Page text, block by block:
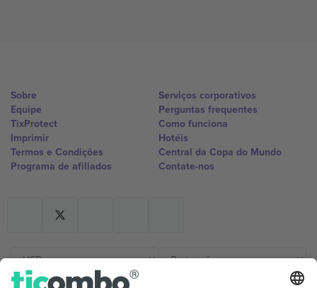
Sobre
Equipe
TixProtect
Imprimir
Termos e Condições
Programa de afiliados
Serviços corporativos
Perguntas frequentes
Como funciona
Hotéis
Central da Copa do Mundo
Contate-nos